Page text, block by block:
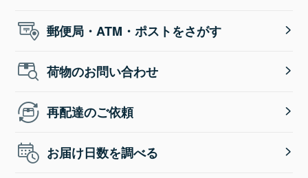
郵便局・ATM・ポストをさがす
荷物のお問い合わせ
再配達のご依頼
お届け日数を調べる